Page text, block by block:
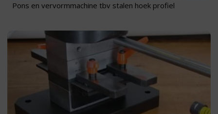
Pons en vervormmachine tbv stalen hoek profiel